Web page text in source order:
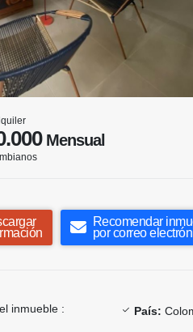
Mensual
Recomendar
por correo
inmueble : País: